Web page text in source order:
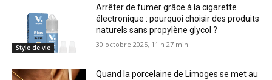
Style de vie
Arrêter de fumer grâce à la cigarette
électronique : pourquoi choisir des produits
naturels sans propylène glycol ?
30 octobre 2025, 11 h 27 min
Quand la porcelaine de Limoges se met au